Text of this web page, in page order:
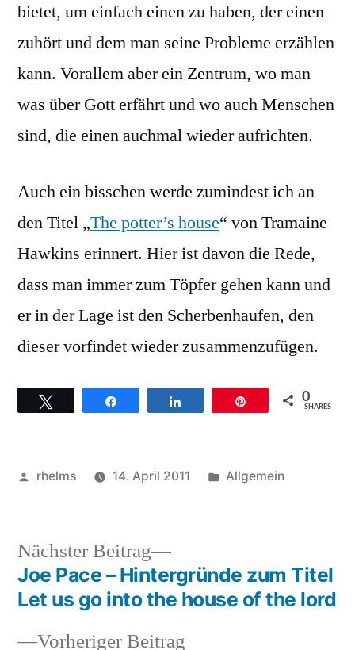
bietet, um einfach einen zu haben, der einen
zuhört und dem man seine Probleme erzählen
kann. Vorallem aber ein Zentrum, wo man
was über Gott erfährt und wo auch Menschen
sind, die einen auchmal wieder aufrichten.
Auch ein bisschen werde zumindest ich an
den Titel „The potter’s house“ von Tramaine
Hawkins erinnert. Hier ist davon die Rede,
dass man immer zum Töpfer gehen kann und
er in der Lage ist den Scherbenhaufen, den
dieser vorfindet wieder zusammenzufügen.
0
SHARES
Veröffentlicht
rhelms 14. April 2011
Veröffentlicht
Allgemein
Beitragsnavigation
Vorheriger Beitrag
Nächster Beitrag
Nächster
Beitrag:
Joe Pace – Hintergründe zum Titel
Let us go into the house of the lord